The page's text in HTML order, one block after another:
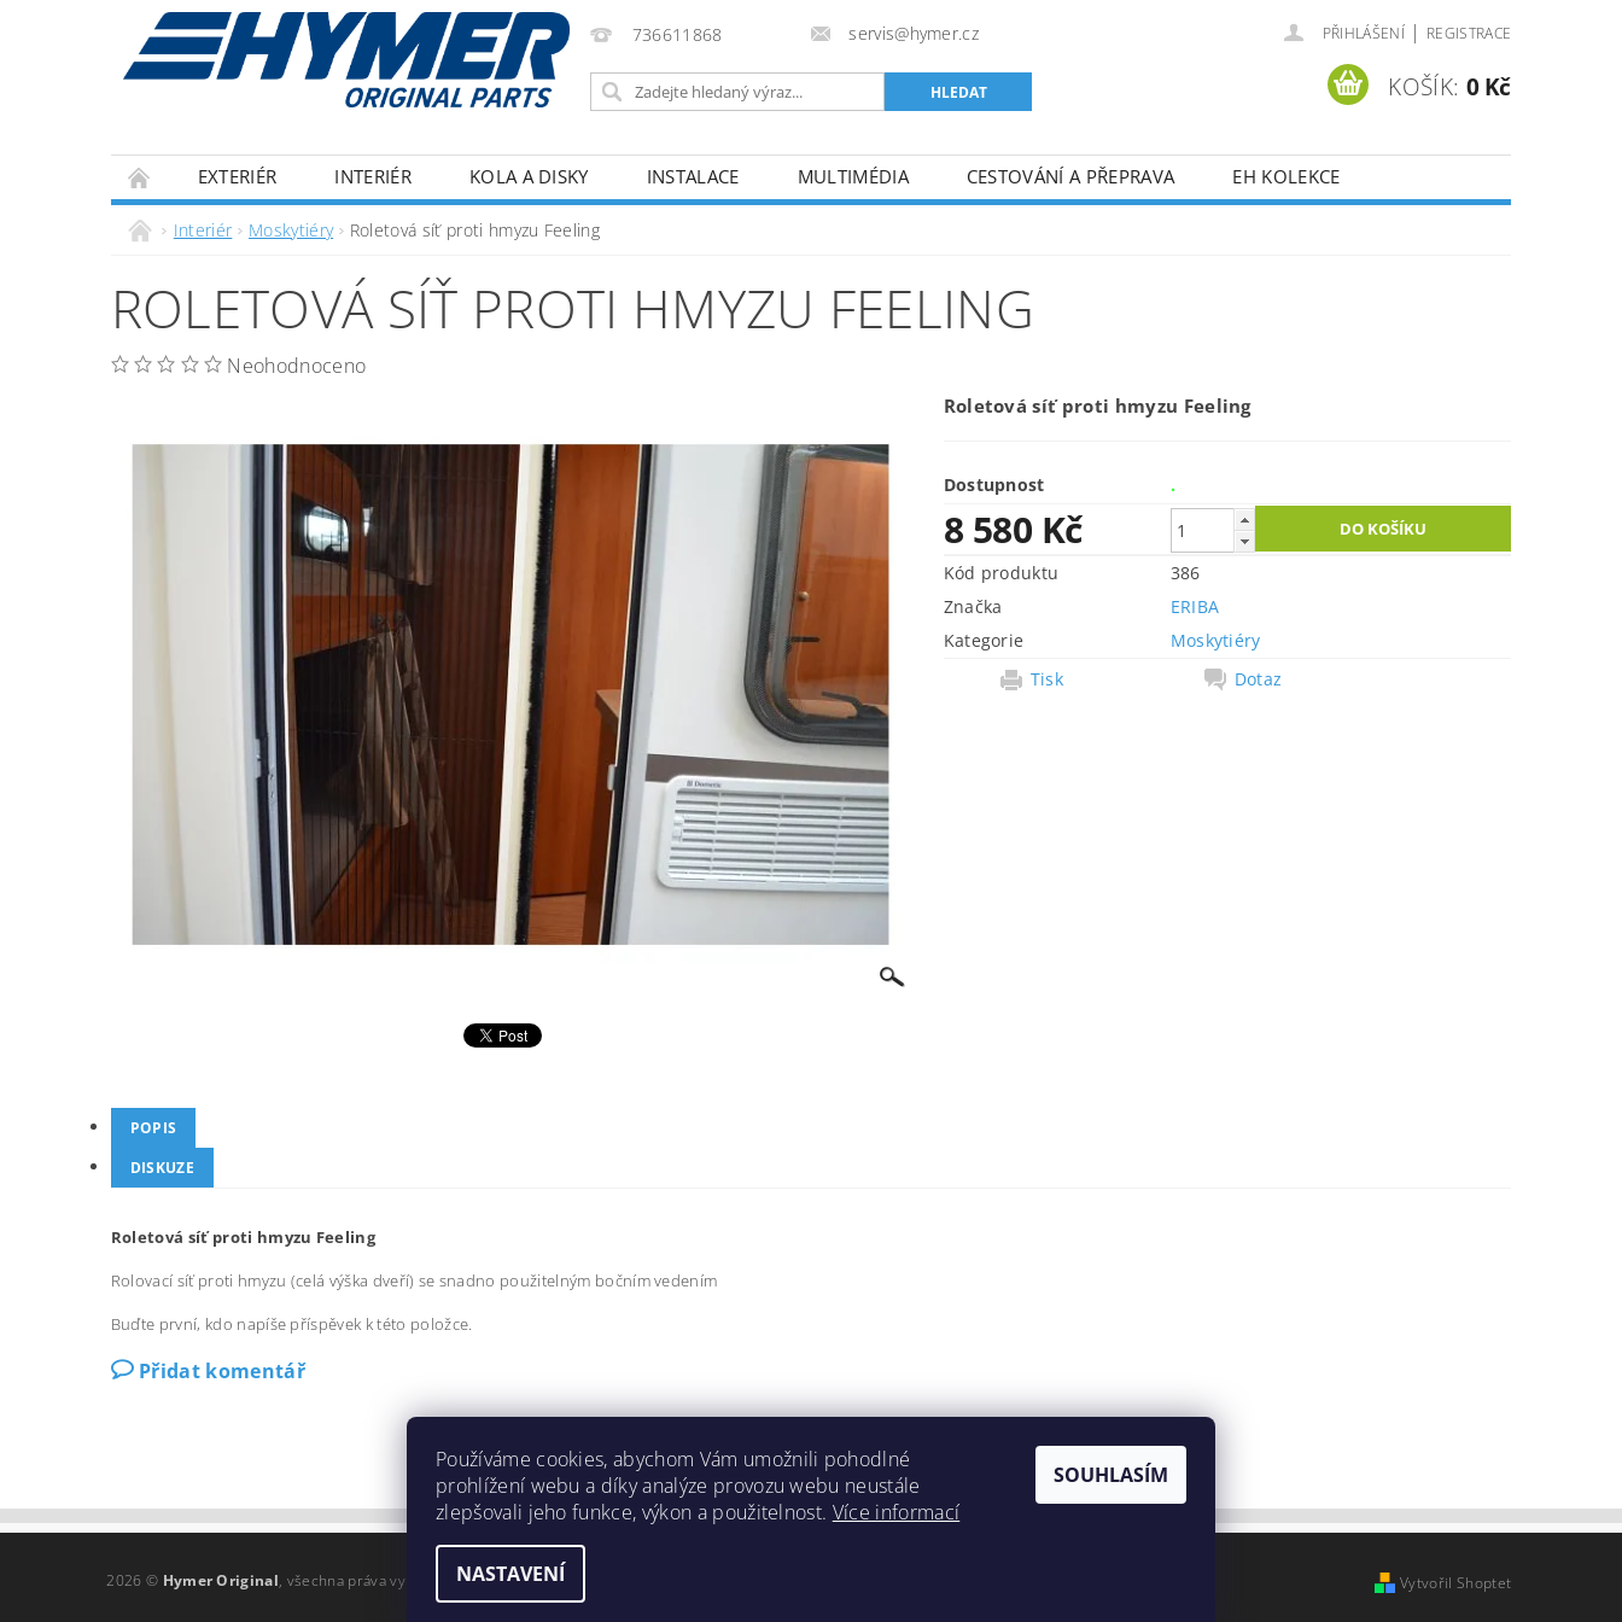
736611868 servis@hymer.cz PŘIHLÁŠENÍ | REGISTRACE
KOŠÍK: 0 Kč
EXTERIÉR INTERIÉR KOLA A DISKY INSTALACE MULTIMÉDIA CESTOVÁNÍ A PŘEPRAVA
EH KOLEKCE
ECOFLOW
IZOLACE OBCHODNÍ PODMÍNKY
Interiér Moskytiéry Roletová síť proti hmyzu Feeling
ROLETOVÁ SÍŤ PROTI HMYZU FEELING
Neohodnoceno
Roletová síť proti hmyzu Feeling
Dostupnost .
8 580 Kč
Kód produktu
386
Značka
ERIBA
Kategorie
Moskytiéry
Tisk
Dotaz
POPIS
DISKUZE
Roletová síť proti hmyzu Feeling
Rolovací síť proti hmyzu (celá výška dveří) se snadno použitelným bočním vedením
Buďte první, kdo napíše příspěvek k této položce.
Přidat komentář
2026 © Hymer Original, všechna práva vyhrazena Vytvořil Shoptet
Používáme cookies, abychom Vám umožnili pohodlné
prohlížení webu a díky analýze provozu webu neustále
zlepšovali jeho funkce, výkon a použitelnost. Více informací
NASTAVENÍ
SOUHLASÍM